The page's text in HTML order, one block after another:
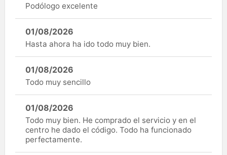
Podólogo excelente
01/08/2026
Hasta ahora ha ido todo muy bien.
01/08/2026
Todo muy sencillo
01/08/2026
Todo muy bien. He comprado el servicio y en el
centro he dado el código. Todo ha funcionado
perfectamente.